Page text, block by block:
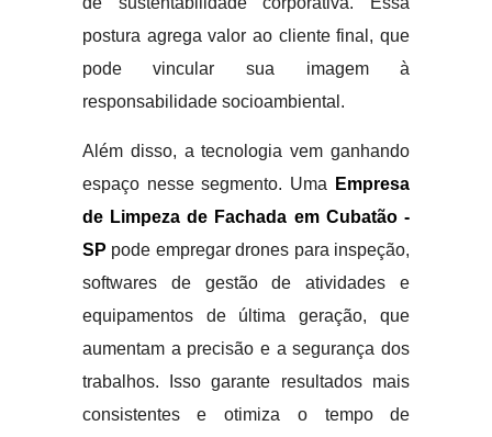
postura agrega valor ao cliente final, que
pode vincular sua imagem à
responsabilidade socioambiental.
Além disso, a tecnologia vem ganhando
espaço nesse segmento. Uma
Empresa
de Limpeza de Fachada em Cubatão -
SP pode empregar drones para inspeção,
softwares de gestão de atividades e
equipamentos de última geração, que
aumentam a precisão e a segurança dos
trabalhos. Isso garante resultados mais
consistentes e otimiza o tempo de